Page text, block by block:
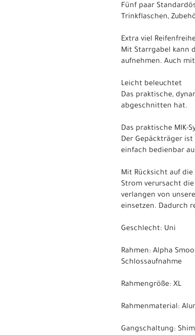
Fünf paar
Trinkflaschen,
Extra viel
Mit Starrgabel kann
aufnehmen. Auch
Leicht beleuchtet
Das praktische,
abgeschnitten hat.
Das praktische MIK-
Der Gepäckträger
einfach bedienbar
Mit Rücksicht auf die
Strom verursacht
verlangen von
einsetzen. Dadurch
Geschlecht: Uni
Rahmen: Alpha
Schlossaufnahme
Rahmengröße: XL
Rahmenmaterial:
Gangschaltung: